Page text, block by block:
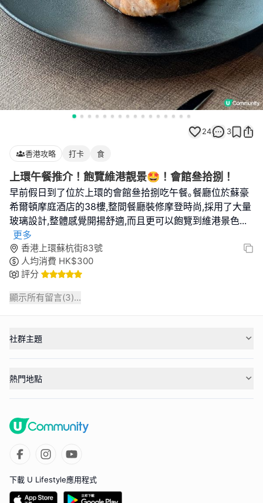
24 3
香港攻略 打卡 食
上環午餐推介！飽覽維港靚景🤩！會館叄拾捌！
早前假日到了位於上環的會館叄拾捌吃午餐｡餐廳位於蘇豪
希爾頓摩庭酒店的38樓,整間餐廳裝修摩登時尚,採用了大量
玻璃設計,整體感覺開揚舒適,而且更可以飽覽到維港景色...
更多
香港上環蘇杭街83號
人均消費 HK$300
評分
顯示所有留言(3)...
社群主題
熱門地點
下載 U Lifestyle應用程式